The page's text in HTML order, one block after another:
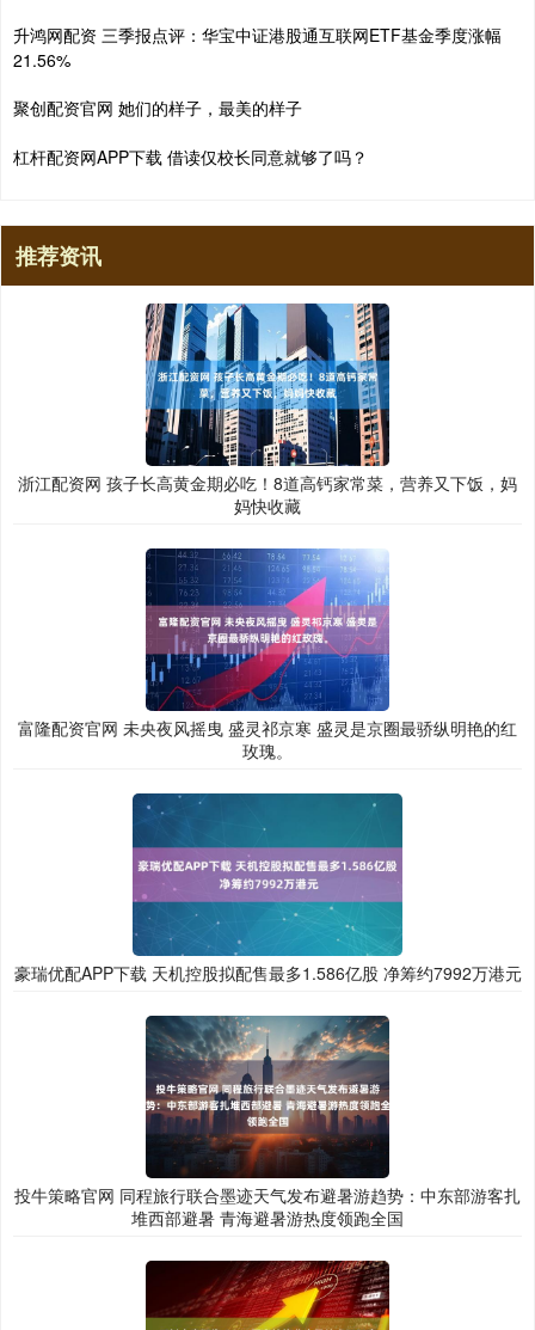
升鸿网配资 三季报点评：华宝中证港股通互联网ETF基金季度涨幅
21.56%
聚创配资官网 她们的样子，最美的样子
杠杆配资网APP下载 借读仅校长同意就够了吗？
推荐资讯
浙江配资网 孩子长高黄金期必吃！8道高钙家常菜，营养又下饭，妈
妈快收藏
富隆配资官网 未央夜风摇曳 盛灵祁京寒 盛灵是京圈最骄纵明艳的红
玫瑰。
豪瑞优配APP下载 天机控股拟配售最多1.586亿股 净筹约7992万港元
投牛策略官网 同程旅行联合墨迹天气发布避暑游趋势：中东部游客扎
堆西部避暑 青海避暑游热度领跑全国